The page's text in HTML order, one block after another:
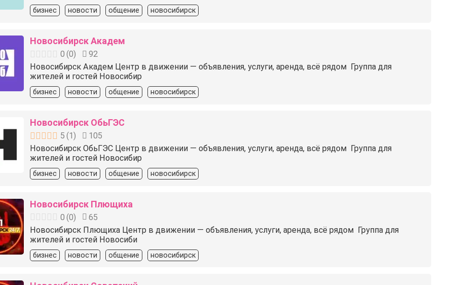
бизнес новости общение новосибирск
Новосибирск Академ
0 (0)
92
Новосибирск Академ Центр в движении — объявления, услуги, аренда, всё рядом ️ Группа для
жителей и гостей Новосибир
бизнес новости общение новосибирск
Новосибирск ОбьГЭС
5 (1)
105
Новосибирск ОбьГЭС Центр в движении — объявления, услуги, аренда, всё рядом ️ Группа для
жителей и гостей Новосибир
бизнес новости общение новосибирск
Новосибирск Плющиха
0 (0)
65
Новосибирск Плющиха Центр в движении — объявления, услуги, аренда, всё рядом ️ Группа для
жителей и гостей Новосиби
бизнес новости общение новосибирск